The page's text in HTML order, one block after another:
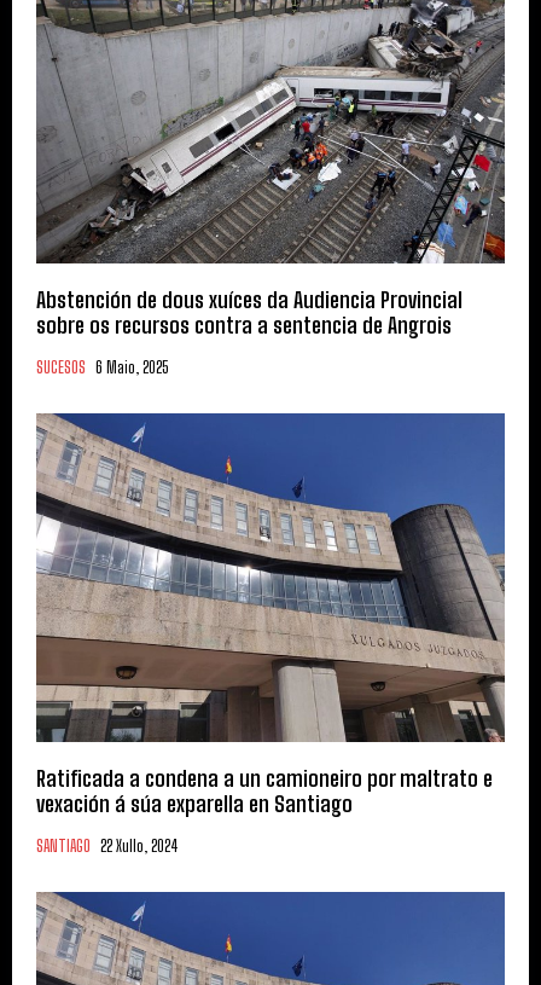
Abstención de dous xuíces da Audiencia Provincial
sobre os recursos contra a sentencia de Angrois
SUCESOS 6 Maio, 2025
Ratificada a condena a un camioneiro por maltrato e
vexación á súa exparella en Santiago
SANTIAGO 22 Xullo, 2024